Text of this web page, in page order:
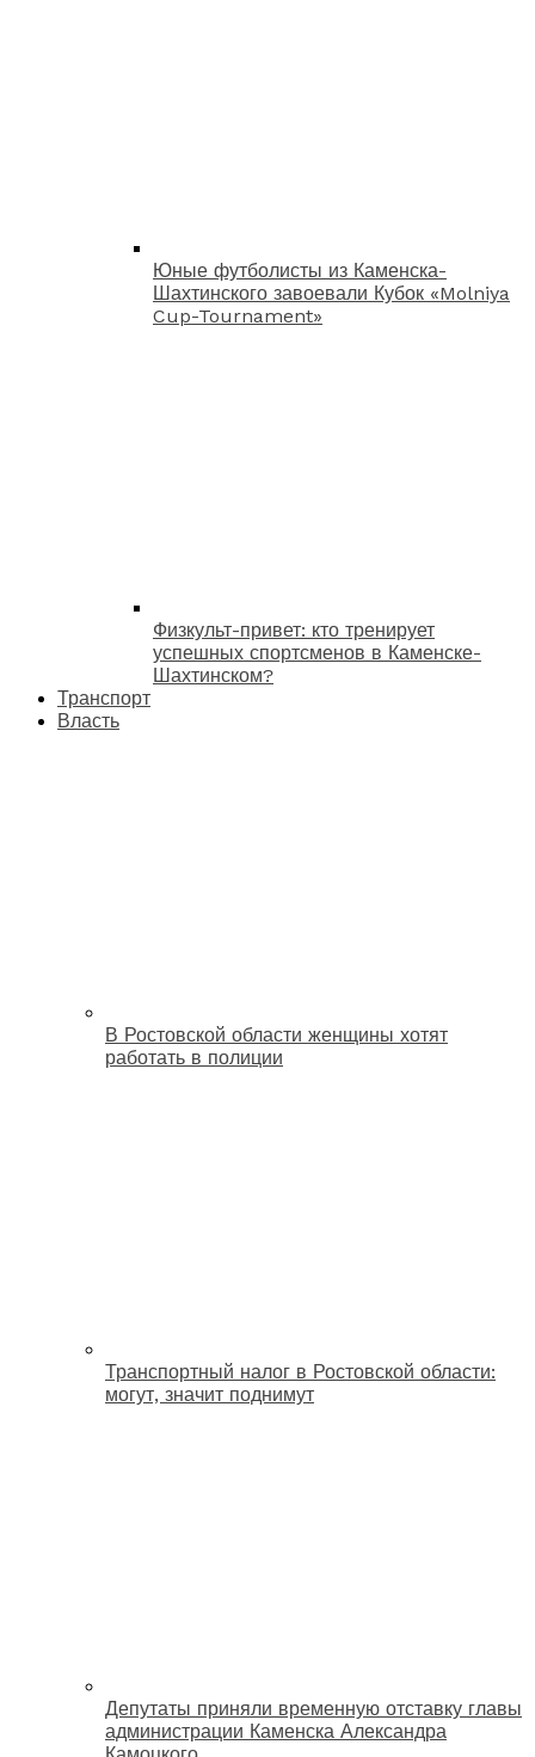
Юные футболисты из Каменска-
Шахтинского завоевали Кубок «Molniya
Cup-Tournament»
Физкульт-привет: кто тренирует
успешных спортсменов в Каменске-
Шахтинском?
Транспорт
Власть
В Ростовской области женщины хотят
работать в полиции
Транспортный налог в Ростовской области:
могут, значит поднимут
Депутаты приняли временную отставку главы
администрации Каменска Александра